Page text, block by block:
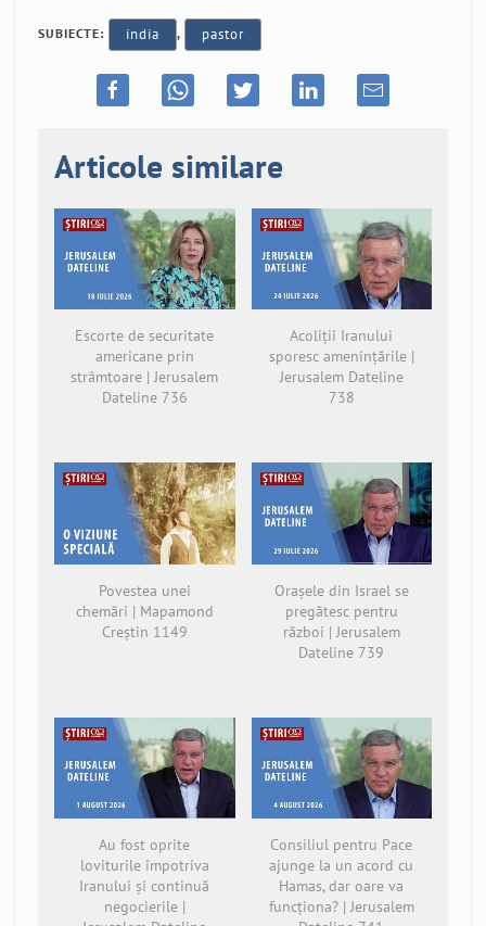
SUBIECTE: india , pastor
Articole similare
Escorte de securitate
americane prin
strâmtoare | Jerusalem
Dateline 736
Acoliții Iranului
sporesc amenințările |
Jerusalem Dateline
738
Povestea unei
chemări | Mapamond
Creștin 1149
Orașele din Israel se
pregătesc pentru
război | Jerusalem
Dateline 739
Au fost oprite
loviturile împotriva
Iranului și continuă
negocierile |
Consiliul pentru Pace
ajunge la un acord cu
Hamas, dar oare va
funcționa? | Jerusalem